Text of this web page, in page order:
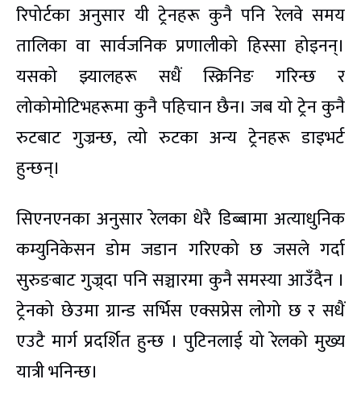
रिपोर्टका अनुसार यी ट्रेनहरू कुनै पनि रेलवे समय
तालिका वा सार्वजनिक प्रणालीको हिस्सा होइनन्।
यसको झ्यालहरू सधैं स्क्रिनिङ गरिन्छ र
लोकोमोटिभहरूमा कुनै पहिचान छैन। जब यो ट्रेन कुनै
रुटबाट गुज्रन्छ, त्यो रुटका अन्य ट्रेनहरू डाइभर्ट
हुन्छन्।
सिएनएनका अनुसार रेलका धेरै डिब्बामा अत्याधुनिक
कम्युनिकेसन डोम जडान गरिएको छ जसले गर्दा
सुरुङबाट गुज्र्दा पनि सञ्चारमा कुनै समस्या आउँदैन ।
ट्रेनको छेउमा ग्रान्ड सर्भिस एक्सप्रेस लोगो छ र सधैं
एउटै मार्ग प्रदर्शित हुन्छ । पुटिनलाई यो रेलको मुख्य
यात्री भनिन्छ।